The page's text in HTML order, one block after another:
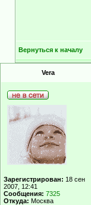
Вернуться к началу
Vera
Зарегистрирован: 18 сен
2007, 12:41
Сообщения: 7325
Откуда: Москва